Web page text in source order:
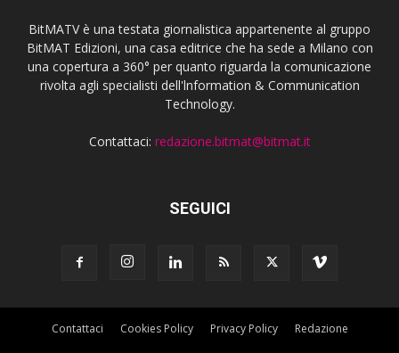
BitMATV è una testata giornalistica appartenente al gruppo
BitMAT Edizioni, una casa editrice che ha sede a Milano con
una copertura a 360° per quanto riguarda la comunicazione
rivolta agli specialisti dell'lnformation & Communication
Technology.
Contattaci: redazione.bitmat@bitmat.it
SEGUICI
Contattaci Cookies Policy Privacy Policy Redazione